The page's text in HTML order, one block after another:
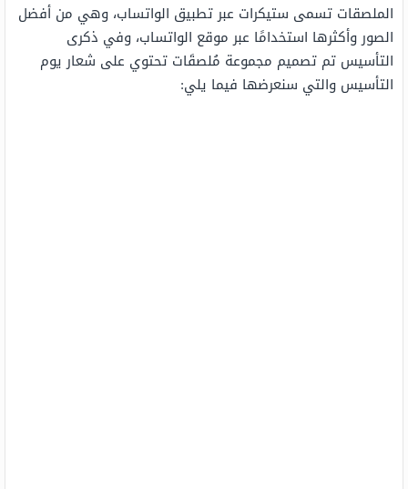
الملصقات تسمى ستيكرات عبر تطبيق الواتساب، وهي من أفضل
الصور وأكثرها استخدامًا عبر موقع الواتساب، وفي ذكرى
التأسيس تم تصميم مجموعة مُلصقَات تحتوي على شعار يوم
التأسيس والتي سنعرضها فيما يلي: